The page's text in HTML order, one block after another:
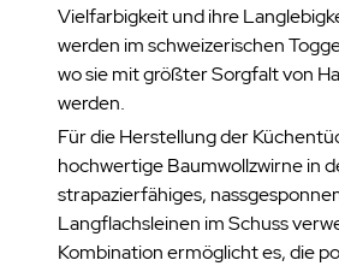
Vielfarbigkeit und ihre
werden im schweizerischen
wo sie mit größter Sorgfalt von
werden.
Für die Herstellung der
hochwertige Baumwollzwirne in
strapazierfähiges,
Langflachsleinen im Schuss
Kombination ermöglicht es, die